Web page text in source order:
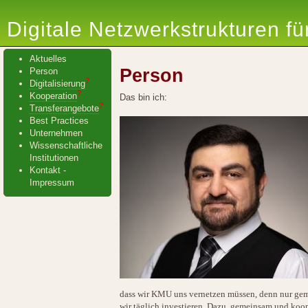
Digitale Netzwerkstrukturen
Aktuelles
Person
Digitalisierung?
Kooperation?
Transferangebote?
Best Practices
Unternehmen
Wissenschaftliche
Institutionen
Kontakt -
Impressum
Person
Das bin ich:
dass wir KMU uns vernetzen müssen, denn nur